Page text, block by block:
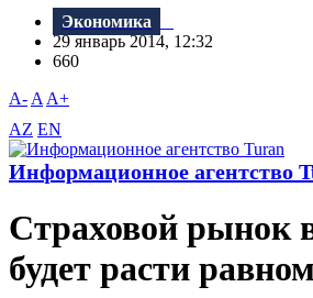
Экономика
29 январь 2014, 12:32
660
A- A A+
AZ EN
Информационное агентство
Страховой рынок
будет расти